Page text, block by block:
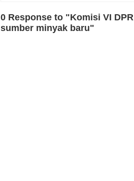
0 Response to "Komisi VI
sumber minyak baru"